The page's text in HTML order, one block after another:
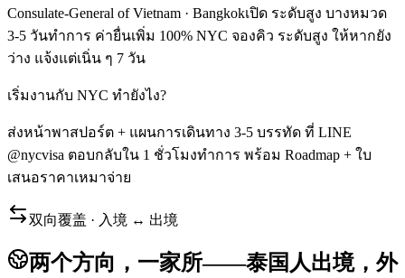
Consulate-General of Vietnam · Bangkokเปิด ระดับสูง บางหมวด
3-5 วันทำการ ค่ายื่นเพิ่ม 100% NYC จองคิว ระดับสูง ให้หากยัง
ว่าง แจ้งแต่เนิ่น ๆ 7 วัน
เริ่มงานกับ NYC ทำยังไง?
ส่งหน้าพาสปอร์ต + แผนการเดินทาง 3-5 บรรทัด ที่ LINE
@nycvisa ตอบกลับใน 1 ชั่วโมงทำการ พร้อม Roadmap + ใบ
เสนอราคาเหมาจ่าย
双向覆盖 · 入境 ↔ 出境
两个方向，一家所——泰国人出境，外